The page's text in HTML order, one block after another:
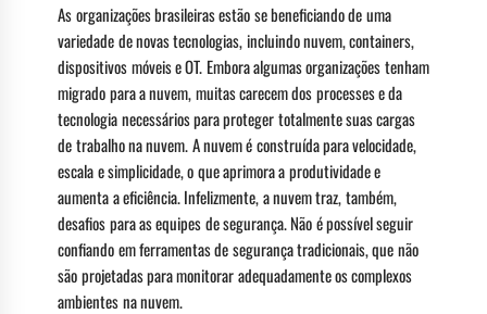
As organizações brasileiras estão se beneficiando de uma
variedade de novas tecnologias, incluindo nuvem, containers,
dispositivos móveis e OT. Embora algumas organizações tenham
migrado para a nuvem, muitas carecem dos processes e da
tecnologia necessários para proteger totalmente suas cargas
de trabalho na nuvem. A nuvem é construída para velocidade,
escala e simplicidade, o que aprimora a produtividade e
aumenta a eficiência. Infelizmente, a nuvem traz, também,
desafios para as equipes de segurança. Não é possível seguir
confiando em ferramentas de segurança tradicionais, que não
são projetadas para monitorar adequadamente os complexos
ambientes na nuvem.